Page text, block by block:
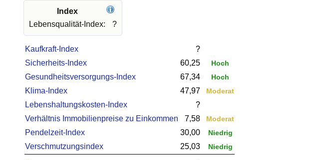
Index
Lebensqualität-Index:
?
Kaufkraft-Index
?
Sicherheits-Index
60,25 Hoch
Gesundheitsversorgungs-Index 67,34 Hoch
Klima-Index 47,97 Moderat
Lebenshaltungskosten-Index
?
Verhältnis Immobilienpreise zu Einkommen
7,58 Moderat
Pendelzeit-Index 30,00 Niedrig
Verschmutzungsindex 25,03 Niedrig